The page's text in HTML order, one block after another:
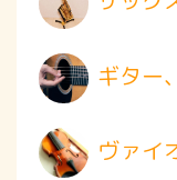
ギター
ヴァイ